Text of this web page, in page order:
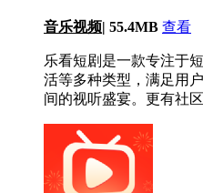
音乐视频| 55.4MB 查看
乐看短剧是一款专注于
活等多种类型，满足用
间的视听盛宴。更有社